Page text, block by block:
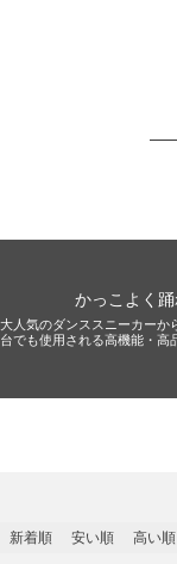
かっこよく
大人気のダンススニーカーか
台でも使用される高機能・高
新着順 安い順 高い順